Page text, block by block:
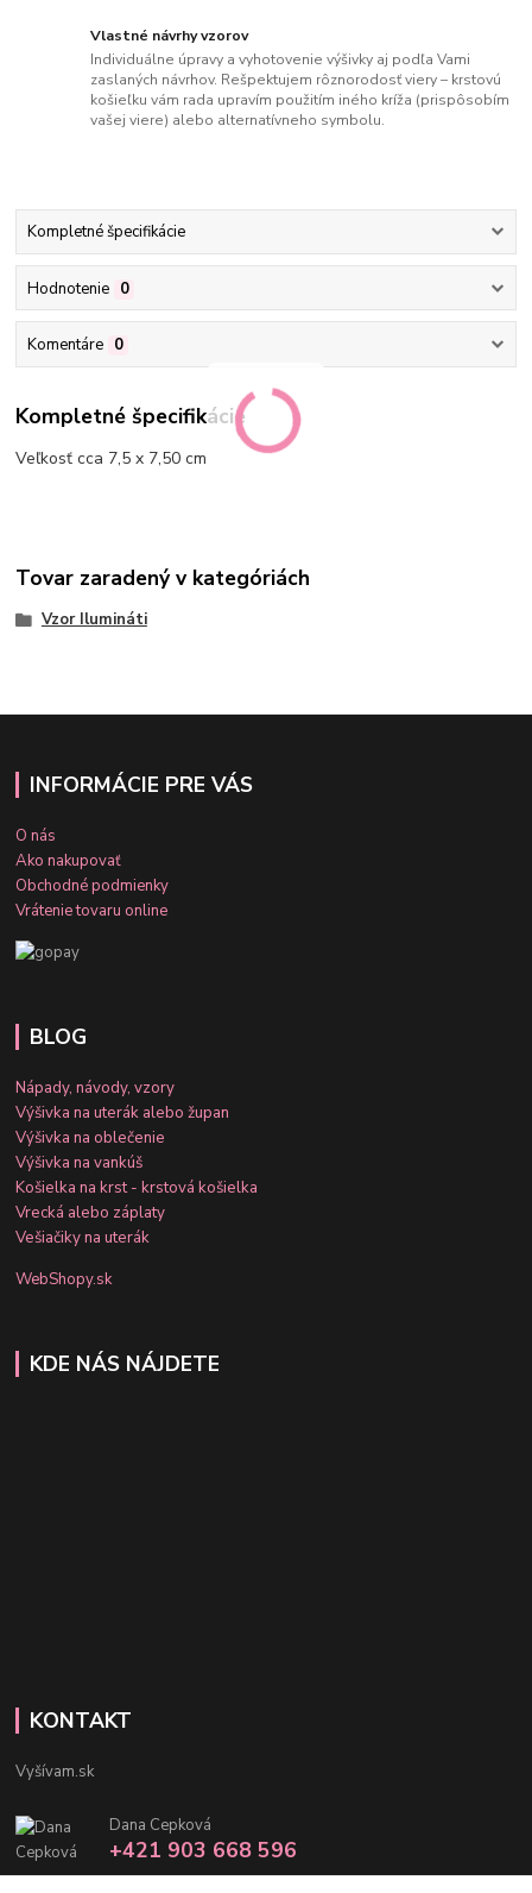
Vlastné návrhy vzorov
Individuálne úpravy a vyhotovenie výšivky aj podľa Vami
zaslaných návrhov. Rešpektujem rôznorodosť viery – krstovú
košieľku vám rada upravím použitím iného kríža (prispôsobím
vašej viere) alebo alternatívneho symbolu.
Kompletné špecifikácie
Hodnotenie 0
Komentáre 0
Kompletné špecifikácie
Veľkosť cca 7,5 x 7,50 cm
Tovar zaradený v kategóriách
Vzor Ilumináti
INFORMÁCIE PRE VÁS
O nás
Ako nakupovať
Obchodné podmienky
Vrátenie tovaru online
BLOG
Nápady, návody, vzory
Výšivka na uterák alebo župan
Výšivka na oblečenie
Výšivka na vankúš
Košielka na krst - krstová košielka
Vrecká alebo záplaty
Vešiačiky na uterák
WebShopy.sk
KDE NÁS NÁJDETE
KONTAKT
Vyšívam.sk
Dana Cepková
+421 903 668 596